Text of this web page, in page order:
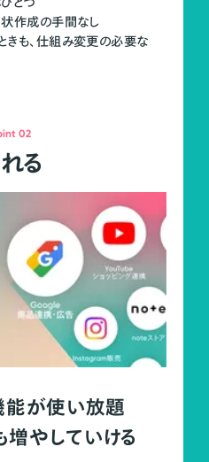
状作成の手間なし
きも、仕組み変更の必要な
02
る
能が使い放題
増やしていける